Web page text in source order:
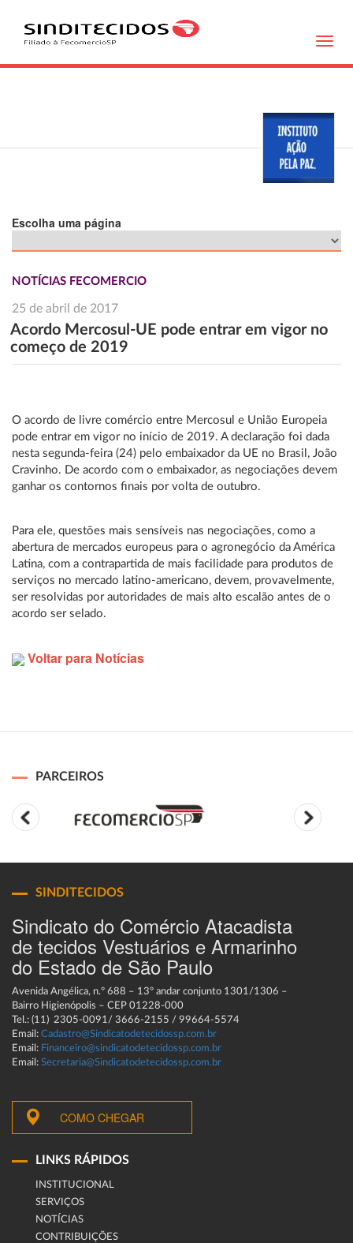
Escolha uma página
NOTÍCIAS FECOMERCIO
25 de abril de 2017
Acordo Mercosul-UE pode entrar em vigor no
começo de 2019
O acordo de livre comércio entre Mercosul e União Europeia
pode entrar em vigor no início de 2019. A declaração foi dada
nesta segunda-feira (24) pelo embaixador da UE no Brasil, João
Cravinho. De acordo com o embaixador, as negociações devem
ganhar os contornos finais por volta de outubro.
Para ele, questões mais sensíveis nas negociações, como a
abertura de mercados europeus para o agronegócio da América
Latina, com a contrapartida de mais facilidade para produtos de
serviços no mercado latino-americano, devem, provavelmente,
ser resolvidas por autoridades de mais alto escalão antes de o
acordo ser selado.
Voltar para Notícias
PARCEIROS
SINDITECIDOS
Sindicato do Comércio Atacadista
de tecidos Vestuários e Armarinho
do Estado de São Paulo
Avenida Angélica, n.º 688 – 13º andar conjunto 1301/1306 –
Bairro Higienópolis – CEP 01228-000
Tel.: (11) 2305-0091/ 3666-2155 / 99664-5574
Email: Cadastro@Sindicatodetecidossp.com.br
Email: Financeiro@sindicatodetecidossp.com.br
Email: Secretaria@Sindicatodetecidossp.com.br
COMO CHEGAR
LINKS RÁPIDOS
INSTITUCIONAL
SERVIÇOS
NOTÍCIAS
CONTRIBUIÇÕES